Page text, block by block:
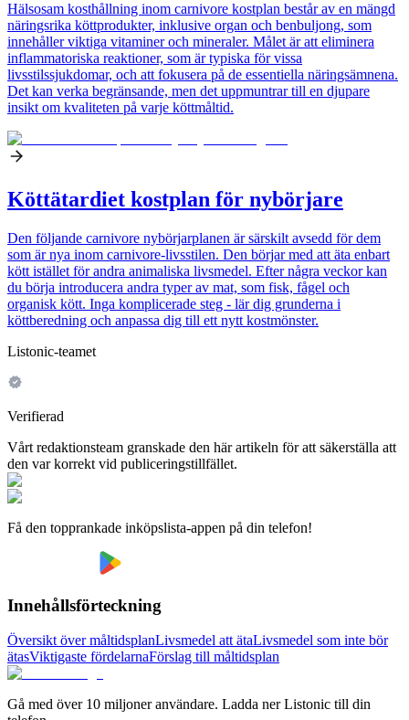
Hälsosam kosthållning inom carnivore kostplan består av en mängd
näringsrika köttprodukter, inklusive organ och benbuljong, som
innehåller viktiga vitaminer och mineraler. Målet är att eliminera
inflammatoriska reaktioner, som är typiska för vissa
livsstilssjukdomar, och att fokusera på de essentiella näringsämnena.
Det kan verka begränsande, men det uppmuntrar till en djupare
insikt om kvaliteten på varje köttmåltid.
Köttätardiet kostplan för nybörjare
Den följande carnivore nybörjarplanen är särskilt avsedd för dem
som är nya inom carnivore-livsstilen. Den börjar med att äta enbart
kött istället för andra animaliska livsmedel. Efter några veckor kan
du börja introducera andra typer av mat, som fisk, fågel och
organisk kött. Inga komplicerade steg - lär dig grunderna i
köttberedning och anpassa dig till ett nytt kostmönster.
Listonic-teamet
Verifierad
Vårt redaktionsteam granskade den här artikeln för att säkerställa att
den var korrekt vid publiceringstillfället.
Få den topprankade inköpslista-appen på din telefon!
Innehållsförteckning
Översikt över måltidsplanLivsmedel att ätaLivsmedel som inte bör
ätasViktigaste fördelarnaFörslag till måltidsplan
Gå med över 10 miljoner användare. Ladda ner Listonic till din